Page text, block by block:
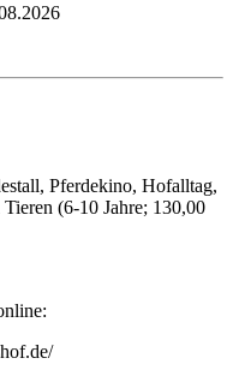
Pferdekino, Hofalltag,
(6-10 Jahre; 130,00